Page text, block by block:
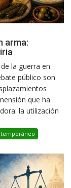
arma:
la guerra en
público son
que ha
la utilización